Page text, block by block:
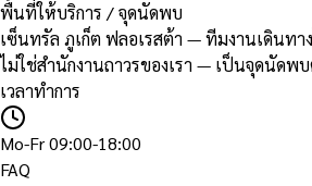
พื้นที่ให้บริการ / จุดนัดพบ
เซ็นทรัล ภูเก็ต ฟลอเรสต้า — ทีมงานเดินทา
ไม่ใช่สำนักงานถาวรของเรา — เป็นจุดนัด
เวลาทำการ
Mo-Fr 09:00-18:00
FAQ